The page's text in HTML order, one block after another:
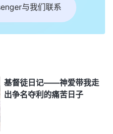
有了神的地位，处处凭着
抗，今天神向她隐藏，又
到自己情感太重了，做事
一切，神不会作错事，
爸爸、妈妈又谈起了此
与我们联系
基督徒日记——神爱带我走
出争名夺利的痛苦日子